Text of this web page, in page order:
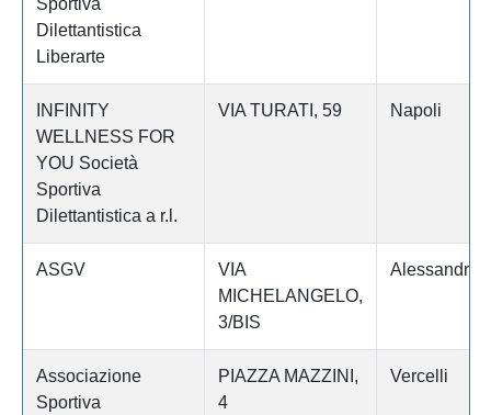
Sportiva
Dilettantistica
Liberarte
INFINITY
WELLNESS FOR
YOU Società
Sportiva
Dilettantistica a r.l.
VIA TURATI, 59 Napoli
ASGV
VIA
MICHELANGELO,
3/BIS
Alessandria
Associazione
Sportiva
PIAZZA MAZZINI,
4
Vercelli